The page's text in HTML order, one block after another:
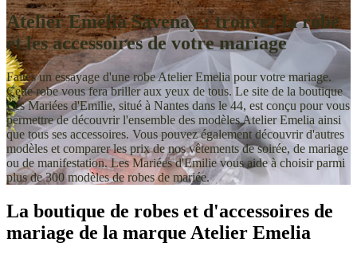
Atelier Emelia Savenay : trouvez la robe
et les accessoires de votre mariage
Faites un essayage d'une robe Atelier Emelia pour votre mariage.
Cette robe vous fera briller aux yeux de tous. Le site de la boutique
Les Mariées d'Emilie, situé à Nantes dans le 44, est conçu pour vous
permettre de découvrir l'ensemble des modèles Atelier Emelia ainsi
que tous ses accessoires. Vous pouvez également découvrir d'autres
modèles et comparer les prix de nos vêtements de soirée, de mariage
ou de manifestation. Les Mariées d'Emilie vous aide à choisir parmi
plus de 300 modèles de robes de mariée.
La boutique de robes et d'accessoires de
mariage de la marque Atelier Emelia